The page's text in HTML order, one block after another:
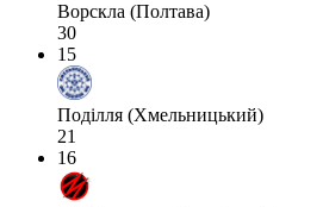
Ворскла (Полтава)
30
15
Поділля (Хмельницький)
21
16